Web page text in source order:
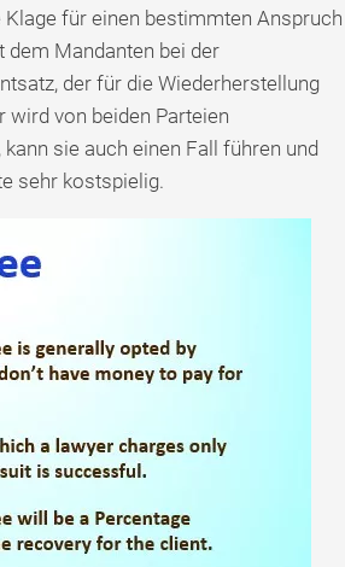
für einen bestimmten Anspruch
dem Mandanten bei der
der für die Wiederherstellung
wird von beiden Parteien
sie auch einen Fall führen und
sehr kostspielig.